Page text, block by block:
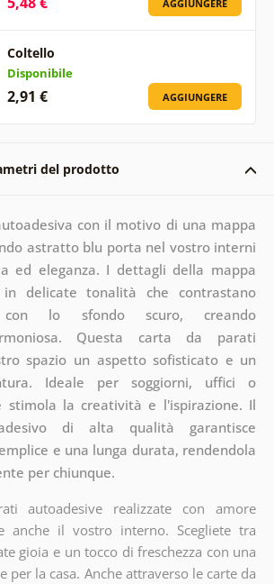
AGGIUNGERE
Coltello
Disponibile
2,91 € AGGIUNGERE
del prodotto
con il motivo di una mappa
astratto blu porta nel vostro interni
ed eleganza. I dettagli della mappa
delicate tonalità che contrastano
con lo sfondo scuro, creando
Questa carta da parati
spazio un aspetto sofisticato e un
Ideale per soggiorni, uffici o
stimola la creatività e l'ispirazione. Il
di alta qualità garantisce
e una lunga durata, rendendola
per chiunque.
autoadesive realizzate con amore
anche il vostro interno. Scegliete tra
gioia e un tocco di freschezza con una
per la casa. Anche attraverso le carte da